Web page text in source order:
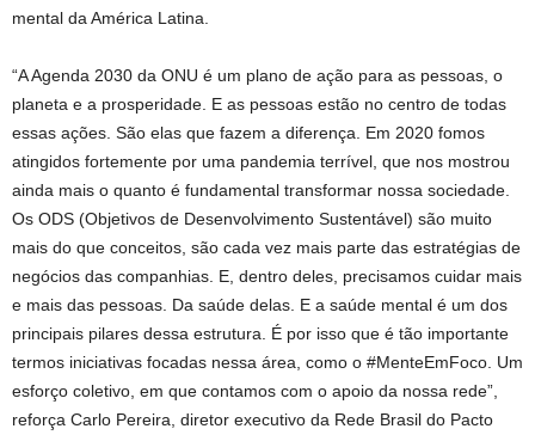
mental da América Latina.
“A Agenda 2030 da ONU é um plano de ação para as pessoas, o
planeta e a prosperidade. E as pessoas estão no centro de todas
essas ações. São elas que fazem a diferença. Em 2020 fomos
atingidos fortemente por uma pandemia terrível, que nos mostrou
ainda mais o quanto é fundamental transformar nossa sociedade.
Os ODS (Objetivos de Desenvolvimento Sustentável) são muito
mais do que conceitos, são cada vez mais parte das estratégias de
negócios das companhias. E, dentro deles, precisamos cuidar mais
e mais das pessoas. Da saúde delas. E a saúde mental é um dos
principais pilares dessa estrutura. É por isso que é tão importante
termos iniciativas focadas nessa área, como o #MenteEmFoco. Um
esforço coletivo, em que contamos com o apoio da nossa rede”,
reforça Carlo Pereira, diretor executivo da Rede Brasil do Pacto